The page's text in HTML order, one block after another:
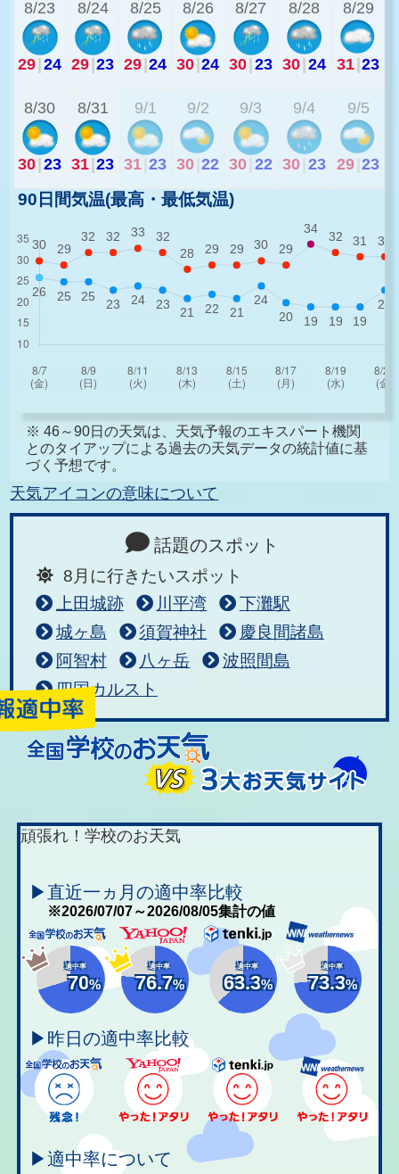
8/23
29|24
8/24
29|23
8/25
29|24
8/26
30|24
8/27
30|23
8/28
30|24
8/29
31|23
8/30
30|23
8/31
31|23
9/1
31 23
9/2
30 22
9/3
30 22
9/4
30 23
9/5
29 23
90日間気温(最高・最低気温)
※ 46～90日の天気は、天気予報のエキスパート機関
とのタイアップによる過去の天気データの統計値に基
づく予想です。
天気アイコンの意味について
話題のスポット
8月に行きたいスポット
上田城跡
川平湾
下灘駅
城ヶ島
須賀神社
慶良間諸島
阿智村
八ヶ岳
波照間島
四国カルスト
頑張れ！学校のお天気
▶直近一ヵ月の適中率比較
※2026/07/07～2026/08/05集計の値
適中率
70%
適中率
76.7%
適中率
63.3%
適中率
73.3%
▶昨日の適中率比較
▶適中率について